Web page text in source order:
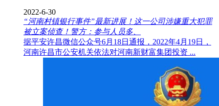
2022-6-30
“河南村镇银行事件”最新进展！这一公司涉嫌重大犯罪
被立案侦查！警方：参与人员多、
据平安许昌微信公众号6月18日通报，2022年4月19日，
河南许昌市公安机关依法对河南新财富集团投资 ...